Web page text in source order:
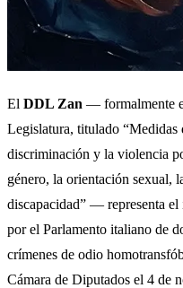
El DDL Zan — formalmente
Legislatura, titulado
discriminación y la violencia
género, la orientación sexual,
discapacidad” — representa el
por el Parlamento italiano de
crímenes de odio
Cámara de Diputados el 4 de